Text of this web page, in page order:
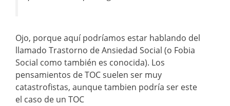
Ojo, porque aquí podríamos estar hablando del
llamado Trastorno de Ansiedad Social (o Fobia
Social como también es conocida). Los
pensamientos de TOC suelen ser muy
catastrofistas, aunque tambien podría ser este
el caso de un TOC